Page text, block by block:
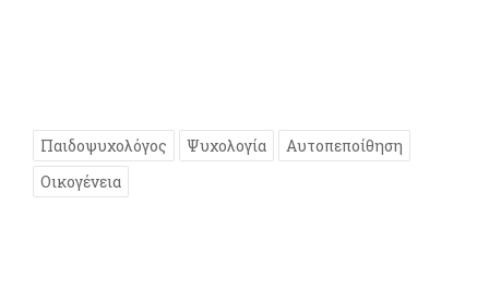
Παιδοψυχολόγος Ψυχολογία
Αυτοπεποίθηση
Οικογένεια